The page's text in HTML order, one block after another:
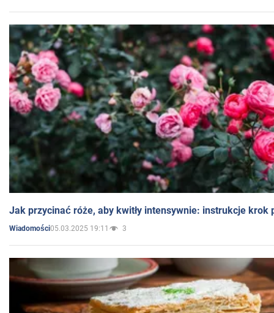
Jak przycinać róże, aby kwitły intensywnie: instrukcje krok
Wiadomości05.03.2025 19:11 3